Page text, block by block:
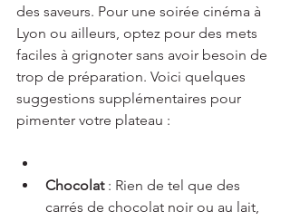
des saveurs. Pour une soirée cinéma à
Lyon ou ailleurs, optez pour des mets
faciles à grignoter sans avoir besoin de
trop de préparation. Voici quelques
suggestions supplémentaires pour
pimenter votre plateau :
Chocolat : Rien de tel que des
carrés de chocolat noir ou au lait,